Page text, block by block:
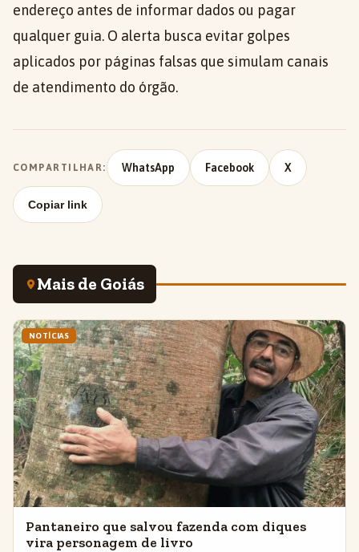
endereço antes de informar dados ou pagar
qualquer guia. O alerta busca evitar golpes
aplicados por páginas falsas que simulam canais
de atendimento do órgão.
COMPARTILHAR: WhatsApp Facebook X
Copiar link
Mais de Goiás
NOTÍCIAS
Pantaneiro que salvou fazenda com diques
vira personagem de livro